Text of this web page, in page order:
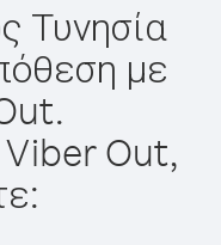
Τυνησία
με
Out,